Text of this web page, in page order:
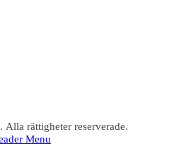
Copyright © افغانها در سویدن. Alla rättigheter reserverade.